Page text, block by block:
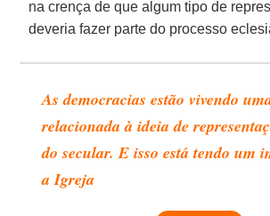
na crença de que algum tipo de
deveria fazer parte do processo
As democracias estão vivendo
relacionada à ideia de
do secular. E isso está tendo um
a Igreja